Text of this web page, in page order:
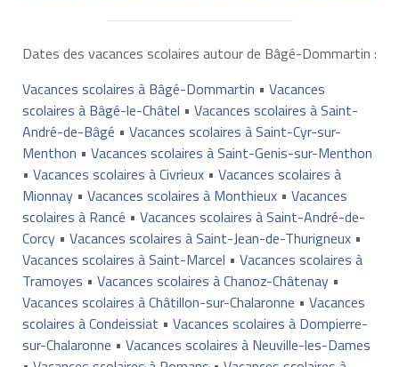
Dates des vacances scolaires autour de Bâgé-Dommartin :
Vacances scolaires à Bâgé-Dommartin • Vacances
scolaires à Bâgé-le-Châtel • Vacances scolaires à Saint-
André-de-Bâgé • Vacances scolaires à Saint-Cyr-sur-
Menthon • Vacances scolaires à Saint-Genis-sur-Menthon
• Vacances scolaires à Civrieux• Vacances scolaires à
Mionnay• Vacances scolaires à Monthieux• Vacances
scolaires à Rancé • Vacances scolaires à Saint-André-de-
Corcy• Vacances scolaires à Saint-Jean-de-Thurigneux•
Vacances scolaires à Saint-Marcel • Vacances scolaires à
Tramoyes • Vacances scolaires à Chanoz-Châtenay•
Vacances scolaires à Châtillon-sur-Chalaronne • Vacances
scolaires à Condeissiat • Vacances scolaires à Dompierre-
sur-Chalaronne • Vacances scolaires à Neuville-les-Dames